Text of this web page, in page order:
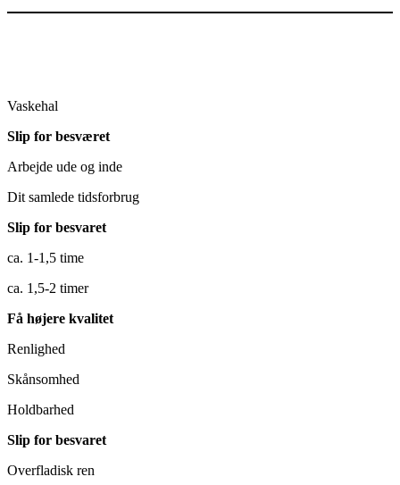
Vaskehal
Slip for besværet
Arbejde ude og inde
Dit samlede tidsforbrug
Slip for besvaret
ca. 1-1,5 time
ca. 1,5-2 timer
Få højere kvalitet
Renlighed
Skånsomhed
Holdbarhed
Slip for besvaret
Overfladisk ren